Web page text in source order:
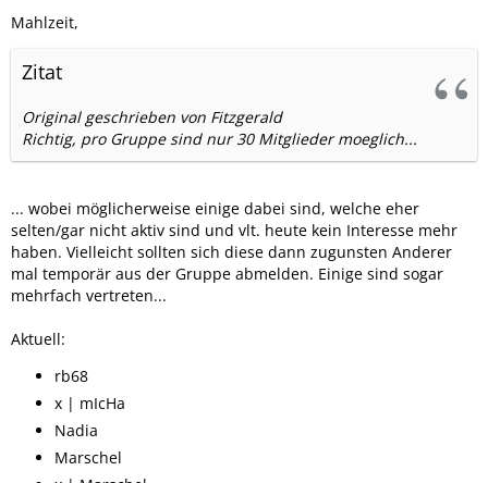
Mahlzeit,
Zitat
Original geschrieben von Fitzgerald
Richtig, pro Gruppe sind nur 30 Mitglieder moeglich...
... wobei möglicherweise einige dabei sind, welche eher
selten/gar nicht aktiv sind und vlt. heute kein Interesse mehr
haben. Vielleicht sollten sich diese dann zugunsten Anderer
mal temporär aus der Gruppe abmelden. Einige sind sogar
mehrfach vertreten...
Aktuell:
rb68
x | mIcHa
Nadia
Marschel